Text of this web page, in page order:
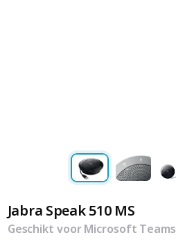
Jabra Speak 510 MS
Geschikt voor Microsoft Teams